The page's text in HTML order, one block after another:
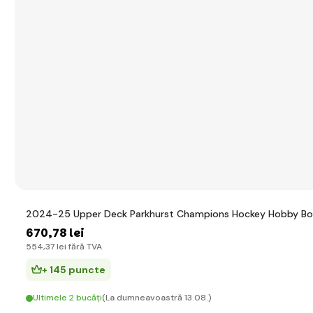
2024-25 Upper Deck Parkhurst Champions Hockey Hobby
670,78 lei
554,37 lei fără TVA
+ 145 puncte
Ultimele 2 bucăți(La dumneavoastră 13.08.)